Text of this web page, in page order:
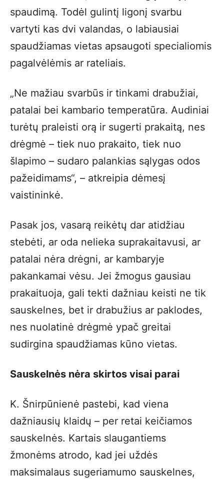
spaudimą. Todėl gulintį ligonį svarbu
vartyti kas dvi valandas, o labiausiai
spaudžiamas vietas apsaugoti specialiomis
pagalvėlėmis ar rateliais.
„Ne mažiau svarbūs ir tinkami drabužiai,
patalai bei kambario temperatūra. Audiniai
turėtų praleisti orą ir sugerti prakaitą, nes
drėgmė – tiek nuo prakaito, tiek nuo
šlapimo – sudaro palankias sąlygas odos
pažeidimams“, – atkreipia dėmesį
vaistininkė.
Pasak jos, vasarą reikėtų dar atidžiau
stebėti, ar oda nelieka suprakaitavusi, ar
patalai nėra drėgni, ar kambaryje
pakankamai vėsu. Jei žmogus gausiau
prakaituoja, gali tekti dažniau keisti ne tik
sauskelnes, bet ir drabužius ar paklodes,
nes nuolatinė drėgmė ypač greitai
sudirgina spaudžiamas kūno vietas.
Sauskelnės nėra skirtos visai parai
K. Šnirpūnienė pastebi, kad viena
dažniausių klaidų – per retai keičiamos
sauskelnės. Kartais slaugantiems
žmonėms atrodo, kad jei uždės
maksimalaus sugeriamumo sauskelnes,